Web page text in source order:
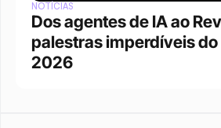
NOTÍCIAS
Dos agentes de IA ao
palestras imperdíveis do
2026